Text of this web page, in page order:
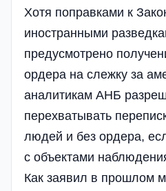
Хотя поправками к
иностранными
предусмотрено
ордера на слежку за
аналитикам АНБ
перехватывать
людей и без ордера,
с объектами
Как заявил в прошлом